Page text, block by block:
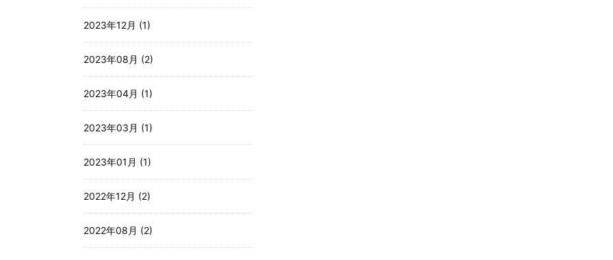
2023年12月 (1)
2023年08月 (2)
2023年04月 (1)
2023年03月 (1)
2023年01月 (1)
2022年12月 (2)
2022年08月 (2)